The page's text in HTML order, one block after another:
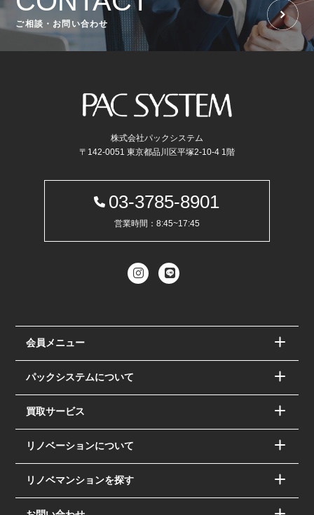
ご相談・お問い合わせ
株式会社パックシステム
〒142-0051 東京都品川区平塚2-10-4 1階
03-3785-8901
営業時間：8:45~17:45
会員メニュー
パックシステムについて
買取サービス
リノベーションについて
リノベマンションを探す